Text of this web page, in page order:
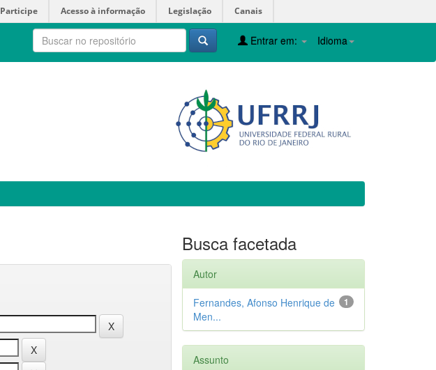
Participe Acesso à informação Legislação Canais
Idioma
Entrar em:
Busca facetada
Autor
1
Fernandes, Afonso Henrique de
Men...
Assunto